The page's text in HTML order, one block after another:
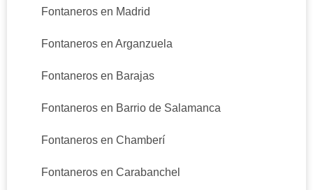
Fontaneros en Madrid
Fontaneros en Arganzuela
Fontaneros en Barajas
Fontaneros en Barrio de Salamanca
Fontaneros en Chamberí
Fontaneros en Carabanchel